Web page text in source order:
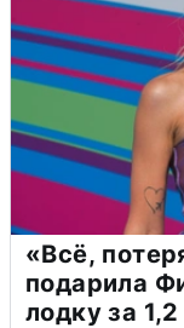
«Всё,
подарила
лодку за